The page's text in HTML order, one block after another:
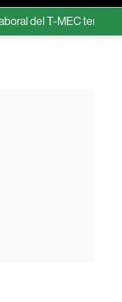
tendrá cambios